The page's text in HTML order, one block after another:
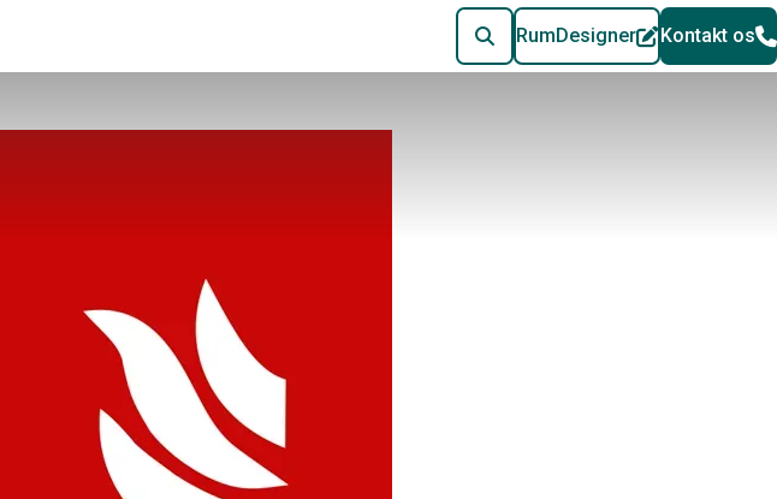
RumDesigner Kontakt os